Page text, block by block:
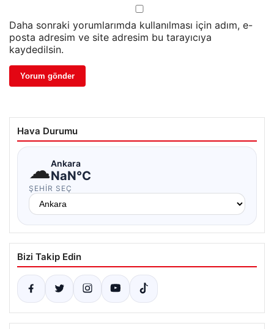
Daha sonraki yorumlarımda kullanılması için adım, e-
posta adresim ve site adresim bu tarayıcıya
kaydedilsin.
Hava Durumu
☁Ankara
NaN°C
ŞEHIR SEÇ
Bizi Takip Edin